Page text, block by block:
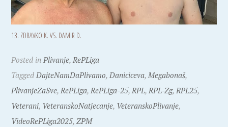
13. ZDRAVKO K. VS. DAMIR D.
Posted inPlivanje,RePLiga
TaggedDajteNamDaPlivamo,Daniciceva,Megabonaš,
PlivanjeZaSve,RePLiga,RePLiga-25,RPL,RPL-Zg,RPL25,
Veterani, VeteranskoNatjecanje, VeteranskoPlivanje,
VideoRePLiga2025,ZPM